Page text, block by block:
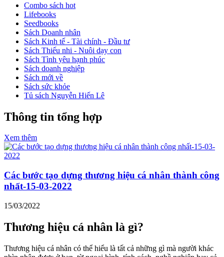
Combo sách hot
Lifebooks
Seedbooks
Sách Doanh nhân
Sách Kinh tế - Tài chính - Đầu tư
Sách Thiếu nhi - Nuôi dạy con
Sách Tình yêu hạnh phúc
Sách doanh nghiệp
Sách mới về
Sách sức khỏe
Tủ sách Nguyễn Hiến Lê
Thông tin tổng hợp
Xem thêm
Các bước tạo dựng thương hiệu cá nhân thành công
nhất-15-03-2022
15/03/2022
Thương hiệu cá nhân là gì?
Thương hiệu cá nhân có thể hiểu là tất cả những gì mà người khác